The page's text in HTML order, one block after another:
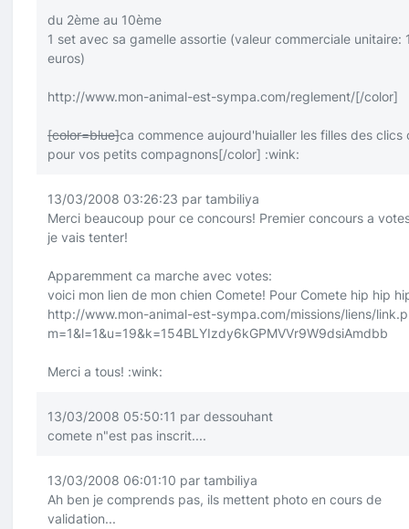
du 2ème au 10ème
1 set avec sa gamelle assortie (valeur commerciale unitaire:
euros)
http://www.mon-animal-est-sympa.com/reglement/[/color]
[color=blue]ca commence aujourd'huialler les filles des clics
pour vos petits compagnons[/color] :wink:
13/03/2008 03:26:23 par tambiliya
Merci beaucoup pour ce concours! Premier concours a
je vais tenter!
Apparemment ca marche avec votes:
voici mon lien de mon chien Comete! Pour Comete hip hip
http://www.mon-animal-est-sympa.com/missions/liens/
m=1&l=1&u=19&k=154BLYIzdy6kGPMVVr9W9dsiAmdbb
Merci a tous! :wink:
13/03/2008 05:50:11 par dessouhant
comete n"est pas inscrit....
13/03/2008 06:01:10 par tambiliya
Ah ben je comprends pas, ils mettent photo en cours de
validation...